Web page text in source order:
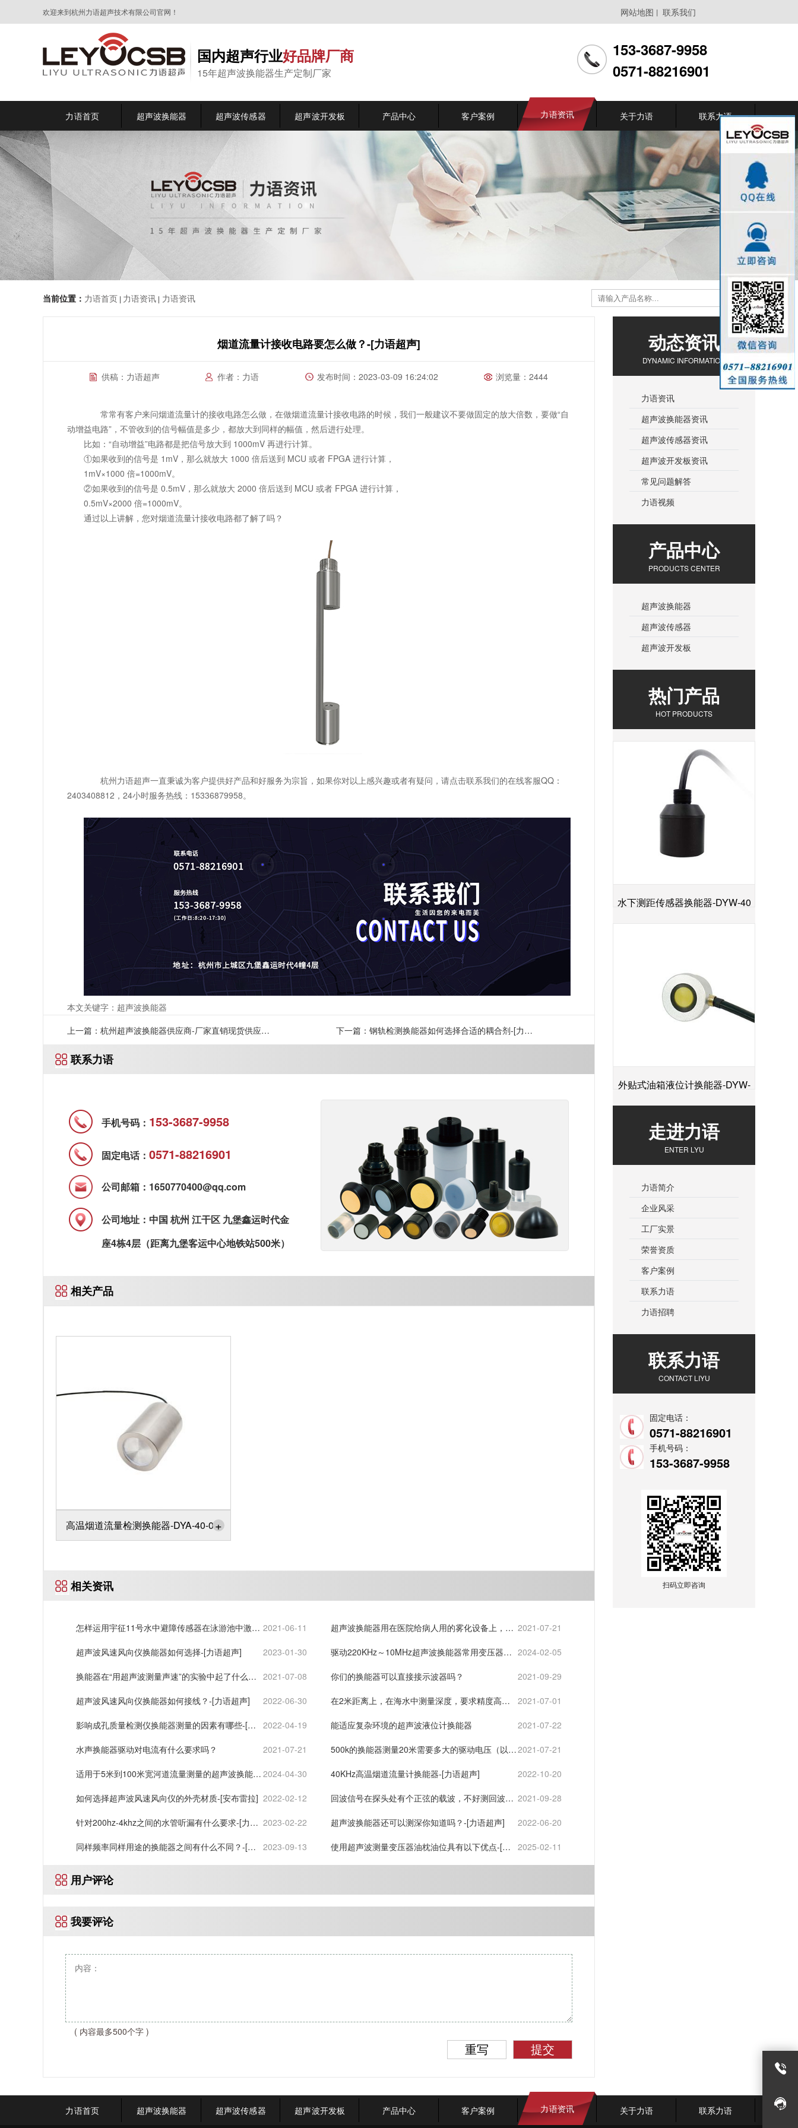
网站地图 丨 联系我们
欢迎来到杭州力语超声技术有限公司官网！
国内超声行业好品牌厂商
15年超声波换能器生产定制厂家
153-3687-9958
0571-88216901
力语首页 超声波换能器 超声波传感器 超声波开发板 产品中心 客户案例 力语资讯 关于力语 联系力语
当前位置： 力语首页 | 力语资讯 | 力语资讯
烟道流量计接收电路要怎么做？-[力语超声]
供稿：力语超声 作者：力语 发布时间：2023-03-09 16:24:02 浏览量：2444
常常有客户来问烟道流量计的接收电路怎么做，在做烟道流量计接收电路的时候，我们一般建议不要做固定的放大倍数，要做“自
动增益电路”，不管收到的信号幅值是多少，都放大到同样的幅值，然后进行处理。
比如：“自动增益”电路都是把信号放大到 1000mV 再进行计算。
①如果收到的信号是 1mV，那么就放大 1000 倍后送到 MCU 或者 FPGA 进行计算，
1mV×1000 倍=1000mV。
②如果收到的信号是 0.5mV，那么就放大 2000 倍后送到 MCU 或者 FPGA 进行计算，
0.5mV×2000 倍=1000mV。
通过以上讲解，您对烟道流量计接收电路都了解了吗？
杭州力语超声一直秉诚为客户提供好产品和好服务为宗旨，如果你对以上感兴趣或者有疑问，请点击联系我们的在线客服QQ：
2403408812，24小时服务热线：15336879958。
本文关键字：超声波换能器
上一篇：杭州超声波换能器供应商-厂家直销现货供应快
速发货
下一篇：钢轨检测换能器如何选择合适的耦合剂-[力语
联系力语
手机号码： 153-3687-9958
固定电话：0571-88216901
公司邮箱：1650770400@qq.com
公司地址：中国 杭州 江干区 九堡鑫运时代金
座4栋4层（距离九堡客运中心地铁站500米）
相关产品
高温烟道流量检测换能器-DYA-40-05I
+
相关资讯
怎样运用宇征11号水中避障传感器在泳游池中激光 2021-06-11
超声波换能器用在医院给病人用的雾化设备上，在 2021-07-21
超声波风速风向仪换能器如何选择-[力语超声] 2023-01-30
驱动220KHz～10MHz超声波换能器常用变压器选 2024-02-05
换能器在“用超声波测量声速”的实验中起了什么作
2021-07-08 你们的换能器可以直接接示波器吗？ 2021-09-29
超声波风速风向仪换能器如何接线？-[力语超声] 2022-06-30
在2米距离上，在海水中测量深度，要求精度高，
2021-07-01
影响成孔质量检测仪换能器测量的因素有哪些-[力
2022-04-19 能适应复杂环境的超声波液位计换能器 2021-07-22
水声换能器驱动对电流有什么要求吗？ 2021-07-21
500k的换能器测量20米需要多大的驱动电压（以及2021-07-21
适用于5米到100米宽河道流量测量的超声波换能器 2024-04-30 40KHz高温烟道流量计换能器-[力语超声] 2022-10-20
如何选择超声波风速风向仪的外壳材质-[安布雷拉] 2022-02-12
回波信号在探头处有个正弦的载波，不好测回波信 2021-09-28
针对200hz-4khz之间的水管听漏有什么要求-[力语 2023-02-22 超声波换能器还可以测深你知道吗？-[力语超声] 2022-06-20
同样频率同样用途的换能器之间有什么不同？-[力
2023-09-13
使用超声波测量变压器油枕油位具有以下优点-[力
2025-02-11
用户评论
我要评论
( 内容最多500个字 )
重写 提交
动态资讯
DYNAMIC INFORMATION
力语资讯
超声波换能器资讯
超声波传感器资讯
超声波开发板资讯
常见问题解答
力语视频
产品中心
PRODUCTS CENTER
超声波换能器
超声波传感器
超声波开发板
热门产品
HOT PRODUCTS
水下测距传感器换能器-DYW-40
外贴式油箱液位计换能器-DYW-
2M-01F
走进力语
ENTER LYU
力语简介
企业风采
工厂实景
荣誉资质
客户案例
联系力语
力语招聘
联系力语
CONTACT LIYU
固定电话：
0571-88216901
手机号码：
153-3687-9958
扫码立即咨询
力语首页 超声波换能器 超声波传感器 超声波开发板 产品中心 客户案例 力语资讯 关于力语 联系力语